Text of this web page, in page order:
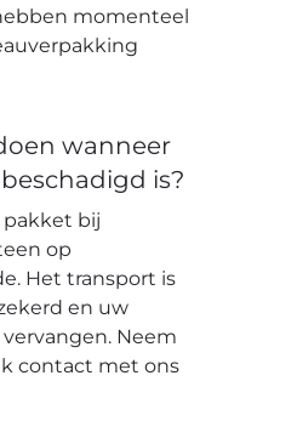
momenteel
wanneer
is?
bij
op
Het transport is
en uw
Neem
contact met ons